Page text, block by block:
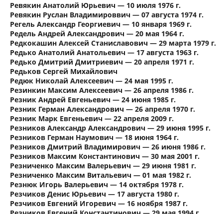
Ревякин Анатолий Юрьевич — 10 июля 1976 г.
Ревякин Руслан Владимироввич — 07 августа 1974 г.
Регель Александр Георгиевич — 10 января 1969 г.
Редель Андрей Александрович — 20 мая 1964 г.
Редкокашин Алексей Станиславович — 29 марта 1979 г.
Редько Анатолий Анатольевич — 17 августа 1963 г.
Редько Дмитрий Дмитриевич — 20 апреля 1971 г.
Редьков Сергей Михайлович
Редюк Николай Алексеевич — 24 мая 1995 г.
Резинкин Максим Алексеевич — 26 апреля 1986 г.
Резник Андрей Евгеньевич — 24 июня 1985 г.
Резник Герман Александрович — 26 апреля 1970 г.
Резник Марк Евгеньевич — 22 апреля 2009 г.
Резников Александр Александрович — 29 июня 1995 г.
Резников Герман Наумович — 18 июня 1964 г.
Резников Дмитрий Владимирович — 26 июня 1986 г.
Резников Максим Константинович — 30 мая 2001 г.
Резниченко Максим Валерьевич — 29 июня 1981 г.
Резниченко Максим Витальевич — 01 мая 1982 г.
Резнюк Игорь Валерьевич — 14 октября 1978 г.
Резчиков Денис Юрьевич — 17 августа 1980 г.
Резчиков Евгений Игоревич — 16 ноября 1987 г.